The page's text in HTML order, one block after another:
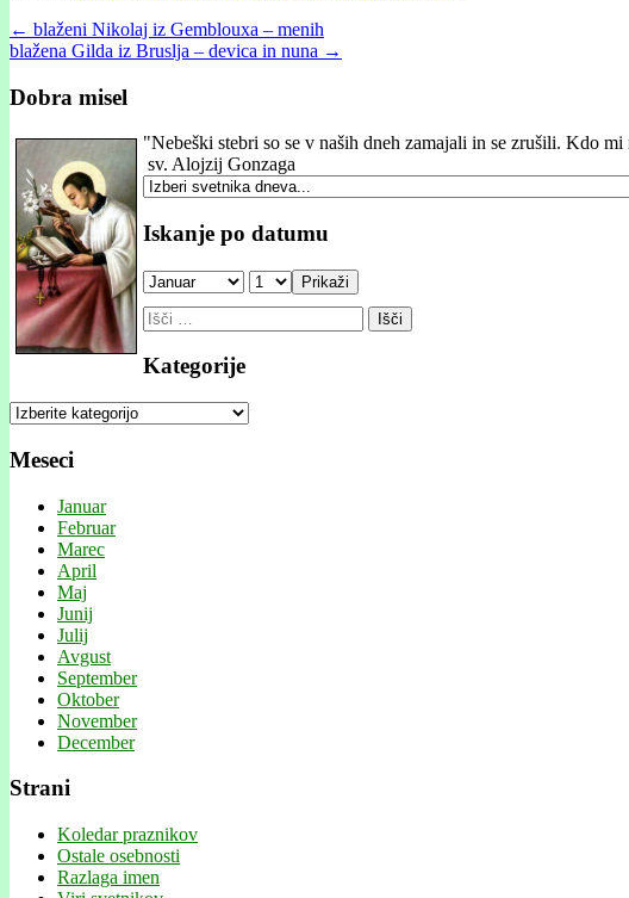
Post
navigation
← blaženi Nikolaj iz Gemblouxa – menih
blažena Gilda iz Bruslja – devica in nuna →
Dobra misel
"Nebeški stebri so se v naših dneh zamajali in se zrušili. Kdo
sv. Alojzij Gonzaga
Iskanje po datumu
Prikaži
Išči:
Kategorije
Kategorije
Meseci
Januar
Februar
Marec
April
Maj
Junij
Julij
Avgust
September
Oktober
November
December
Strani
Koledar praznikov
Ostale osebnosti
Razlaga imen